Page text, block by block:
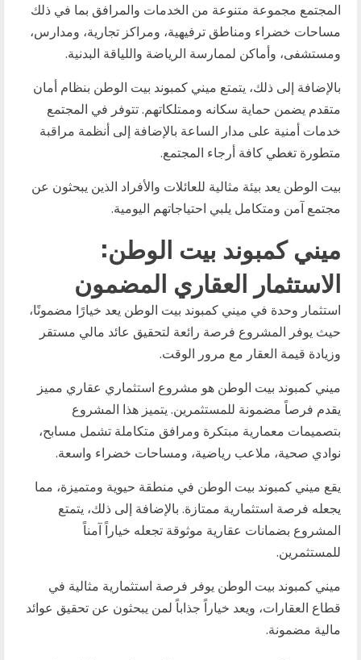
المجتمع مجموعة متنوعة من الخدمات والمرافق بما في ذلك
مساحات خضراء ومناطق ترفيهية، ومراكز تجارية، ومدارس،
ومستشفى، وأماكن لممارسة الرياضة واللياقة البدنية.
بالإضافة إلى ذلك، يتمتع ميني كمبوند بيت الوطن بنظام أمان
متقدم يضمن حماية سكانه وممتلكاتهم. تتوفر في المجتمع
خدمات أمنية على مدار الساعة بالإضافة إلى أنظمة مراقبة
متطورة تغطي كافة أرجاء المجتمع.
بيت الوطن يعد بيئة مثالية للعائلات والأفراد الذين يبحثون عن
مجتمع آمن ومتكامل يلبي احتياجاتهم اليومية.
ميني كمبوند بيت الوطن:
الاستثمار العقاري المضمون
استثمار وحدة في ميني كمبوند بيت الوطن يعد خيارًا مضمونًا،
حيث يوفر المشروع فرصة رائعة لتحقيق عائد مالي مستقر
وزيادة قيمة العقار مع مرور الوقت.
ميني كمبوند بيت الوطن هو مشروع استثماري عقاري مميز
يقدم فرصاً مضمونة للمستثمرين. يتميز هذا المشروع
بتصميمات معمارية مبتكرة ومرافق متكاملة تشمل مسابح،
نوادي صحية، ملاعب رياضية، ومساحات خضراء واسعة.
يقع ميني كمبوند بيت الوطن في منطقة حيوية ومتميزة، مما
يجعله فرصة استثمارية ممتازة. بالإضافة إلى ذلك، يتمتع
المشروع بضمانات عقارية موثوقة تجعله خياراً آمناً
للمستثمرين.
ميني كمبوند بيت الوطن يوفر فرصة استثمارية مثالية في
قطاع العقارات، ويعد خياراً جذاباً لمن يبحثون عن تحقيق عوائد
مالية مضمونة.